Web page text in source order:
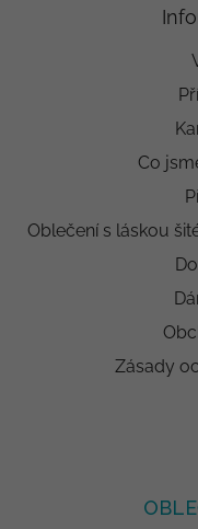
Co
Oblečení s láskou
Zásady